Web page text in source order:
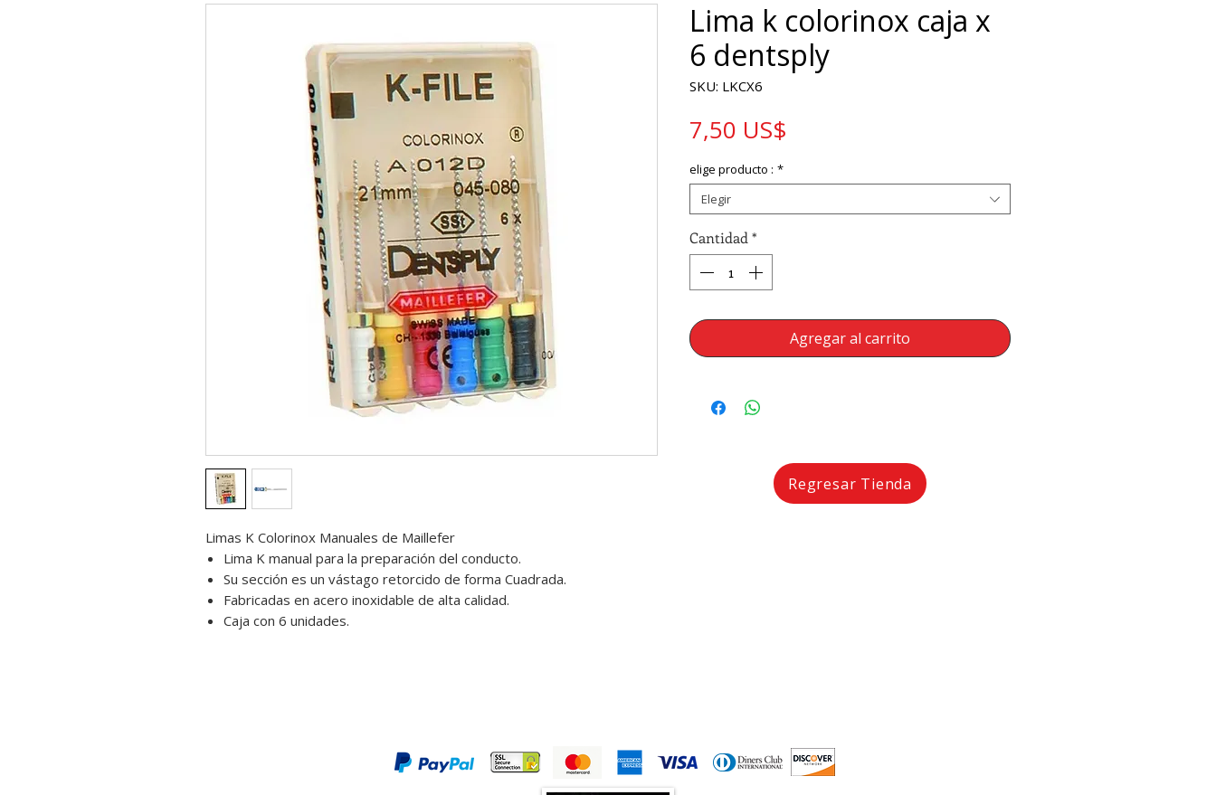
Limas K Colorinox Manuales de Maillefer
Lima K manual para la preparación del conducto.
Su sección es un vástago retorcido de forma Cuadrada.
Fabricadas en acero inoxidable de alta calidad.
Caja con 6 unidades.
Lima k colorinox caja x
6 dentsply
SKU: LKCX6
7,50 US$
elige producto : *
Elegir
Cantidad*
Agregar al carrito
Regresar Tienda